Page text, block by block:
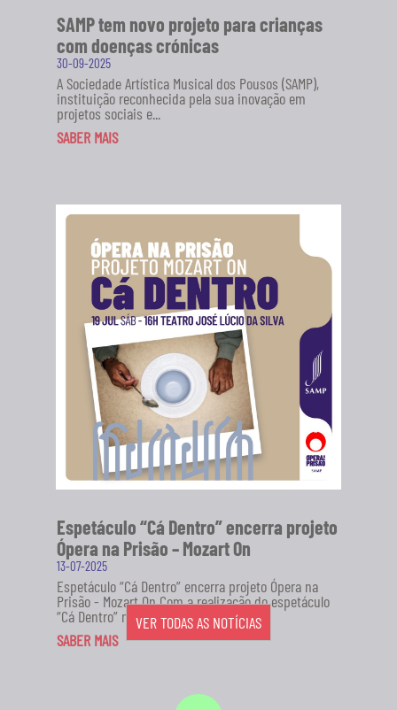
SAMP tem novo projeto para crianças
com doenças crónicas
30-09-2025
A Sociedade Artística Musical dos Pousos (SAMP),
instituição reconhecida pela sua inovação em
projetos sociais e...
SABER MAIS
Espetáculo “Cá Dentro” encerra projeto
Ópera na Prisão – Mozart On
13-07-2025
Espetáculo “Cá Dentro” encerra projeto Ópera na
Prisão - Mozart On Com a realização do espetáculo
“Cá Dentro” no...
SABER MAIS
VER TODAS AS NOTÍCIAS